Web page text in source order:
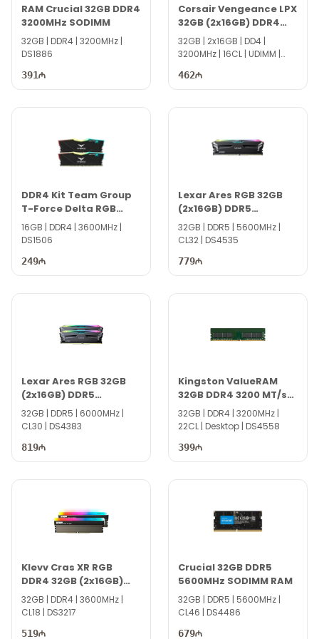
RAM Crucial 32GB DDR4
3200MHz SODIMM
32GB | DDR4 | 3200MHz |
DS1886
391
Corsair Vengeance LPX
32GB (2x16GB) DDR4
3200MHz DRAM
32GB | 2x16GB | DD4 |
3200MHz | 16CL | UDIMM |
462
DDR4 Kit Team Group
T-Force Delta RGB
16GB (2x 8GB) 3600MHz
16GB | DDR4 | 3600MHz |
DS1506
249
Lexar Ares RGB 32GB
(2x16GB) DDR5
5600MHz
32GB | DDR5 | 5600MHz |
CL32 | DS4535
779
Lexar Ares RGB 32GB
(2x16GB) DDR5
6000MHz
32GB | DDR5 | 6000MHz |
CL30 | DS4383
819
Kingston ValueRAM
32GB DDR4 3200 MT/s
KVR32N22D8/32
32GB | DDR4 | 3200MHz |
22CL | Desktop | DS4558
399
Klevv Cras XR RGB
DDR4 32GB (2x16GB)
3600MHz
32GB | DDR4 | 3600MHz |
CL18 | DS3217
519
Crucial 32GB DDR5
5600MHz SODIMM RAM
32GB | DDR5 | 5600MHz |
CL46 | DS4486
679